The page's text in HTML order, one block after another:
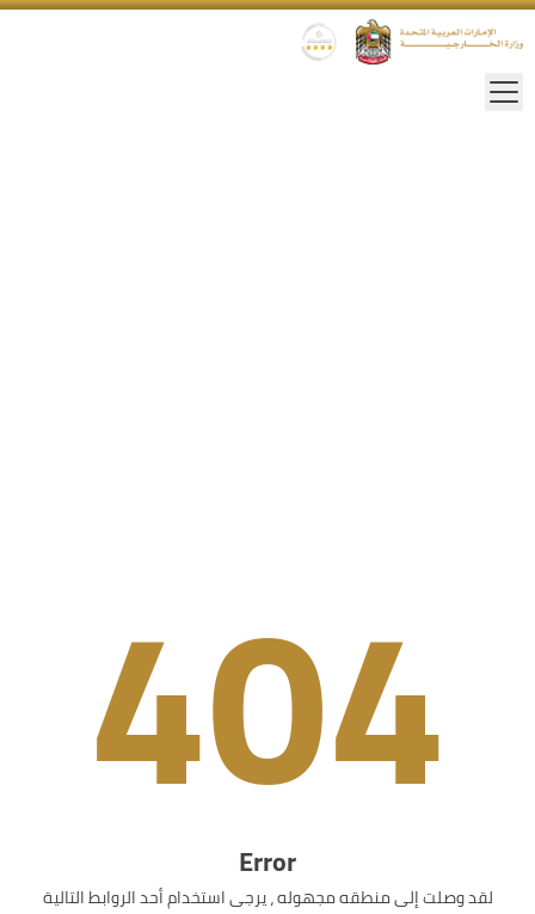
404
Error
لقد وصلت إلى منطقه مجهوله ، يرجى استخدام أحد الروابط التالية